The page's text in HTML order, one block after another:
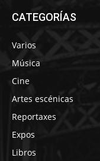
CATEGORÍAS
Varios
Música
Cine
Artes escénicas
Reportaxes
Expos
Libros